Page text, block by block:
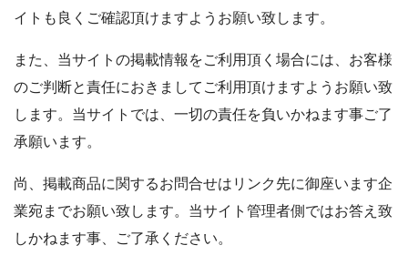
イトも良くご確認頂けますようお願い致します。
また、当サイトの掲載情報をご利用頂く場合には、お客様
のご判断と責任におきましてご利用頂けますようお願い致
します。当サイトでは、一切の責任を負いかねます事ご了
承願います。
尚、掲載商品に関するお問合せはリンク先に御座います企
業宛までお願い致します。当サイト管理者側ではお答え致
しかねます事、ご了承ください。